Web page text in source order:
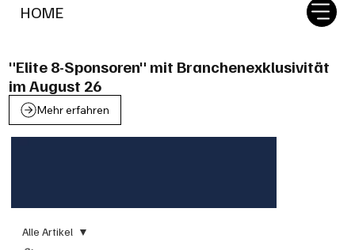
HOME
"Elite 8-Sponsoren" mit Branchenexklusivität
im August 26
Mehr erfahren
Alle Artikel